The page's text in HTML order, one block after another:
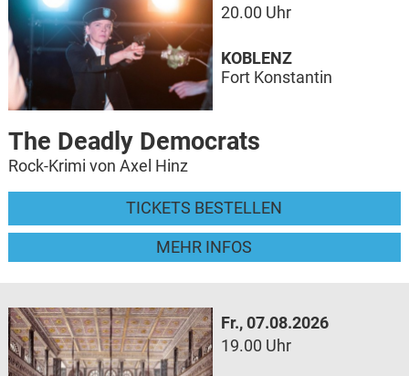
20.00 Uhr
The Deadly Democrats
Rock-Krimi von Axel Hinz
TICKETS BESTELLEN
MEHR INFOS
KOBLENZ
Fort Konstantin
Fr., 07.08.2026
19.00 Uhr